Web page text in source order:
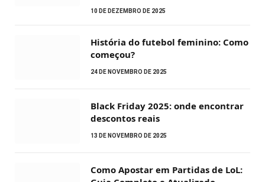
10 DE DEZEMBRO DE 2025
História do futebol feminino: Como
começou?
24 DE NOVEMBRO DE 2025
Black Friday 2025: onde encontrar
descontos reais
13 DE NOVEMBRO DE 2025
Como Apostar em Partidas de LoL: